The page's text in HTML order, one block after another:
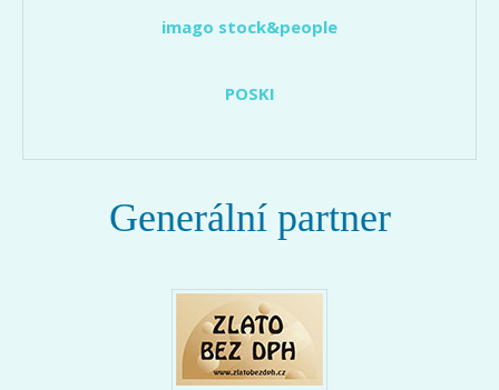
imago stock&people
POSKI
Generální partner